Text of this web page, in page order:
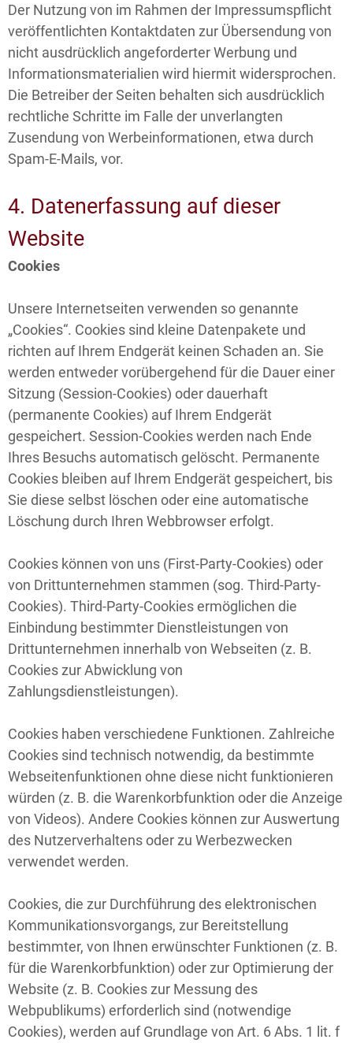
Der Nutzung von im Rahmen der Impressumspflicht
veröffentlichten Kontaktdaten zur Übersendung von
nicht ausdrücklich angeforderter Werbung und
Informationsmaterialien wird hiermit widersprochen.
Die Betreiber der Seiten behalten sich ausdrücklich
rechtliche Schritte im Falle der unverlangten
Zusendung von Werbeinformationen, etwa durch
Spam-E-Mails, vor.
4. Datenerfassung auf dieser
Website
Cookies
Unsere Internetseiten verwenden so genannte
„Cookies“. Cookies sind kleine Datenpakete und
richten auf Ihrem Endgerät keinen Schaden an. Sie
werden entweder vorübergehend für die Dauer einer
Sitzung (Session-Cookies) oder dauerhaft
(permanente Cookies) auf Ihrem Endgerät
gespeichert. Session-Cookies werden nach Ende
Ihres Besuchs automatisch gelöscht. Permanente
Cookies bleiben auf Ihrem Endgerät gespeichert, bis
Sie diese selbst löschen oder eine automatische
Löschung durch Ihren Webbrowser erfolgt.
Cookies können von uns (First-Party-Cookies) oder
von Drittunternehmen stammen (sog. Third-Party-
Cookies). Third-Party-Cookies ermöglichen die
Einbindung bestimmter Dienstleistungen von
Drittunternehmen innerhalb von Webseiten (z. B.
Cookies zur Abwicklung von
Zahlungsdienstleistungen).
Cookies haben verschiedene Funktionen. Zahlreiche
Cookies sind technisch notwendig, da bestimmte
Webseitenfunktionen ohne diese nicht funktionieren
würden (z. B. die Warenkorbfunktion oder die Anzeige
von Videos). Andere Cookies können zur Auswertung
des Nutzerverhaltens oder zu Werbezwecken
verwendet werden.
Cookies, die zur Durchführung des elektronischen
Kommunikationsvorgangs, zur Bereitstellung
bestimmter, von Ihnen erwünschter Funktionen (z. B.
für die Warenkorbfunktion) oder zur Optimierung der
Website (z. B. Cookies zur Messung des
Webpublikums) erforderlich sind (notwendige
Cookies), werden auf Grundlage von Art. 6 Abs. 1 lit. f